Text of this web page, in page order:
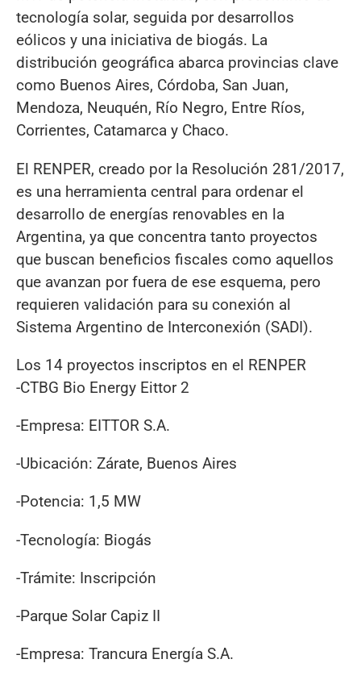
tecnología solar, seguida por desarrollos
eólicos y una iniciativa de biogás. La
distribución geográfica abarca provincias clave
como Buenos Aires, Córdoba, San Juan,
Mendoza, Neuquén, Río Negro, Entre Ríos,
Corrientes, Catamarca y Chaco.
El RENPER, creado por la Resolución 281/2017,
es una herramienta central para ordenar el
desarrollo de energías renovables en la
Argentina, ya que concentra tanto proyectos
que buscan beneficios fiscales como aquellos
que avanzan por fuera de ese esquema, pero
requieren validación para su conexión al
Sistema Argentino de Interconexión (SADI).
Los 14 proyectos inscriptos en el RENPER
-CTBG Bio Energy Eittor 2
-Empresa: EITTOR S.A.
-Ubicación: Zárate, Buenos Aires
-Potencia: 1,5 MW
-Tecnología: Biogás
-Trámite: Inscripción
-Parque Solar Capiz II
-Empresa: Trancura Energía S.A.